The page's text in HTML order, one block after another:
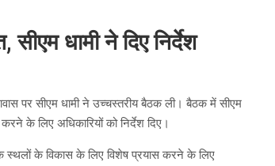
धामी ने दिए निर्देश
पर सीएम धामी ने उच्चस्तरीय बैठक ली। बैठक में सीएम
के लिए अधिकारियों को निर्देश दिए।
स्थलों के विकास के लिए विशेष प्रयास करने के लिए